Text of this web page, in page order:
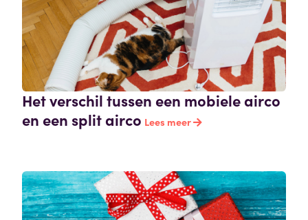
Het verschil tussen een mobiele airco
en een split airco Lees meer